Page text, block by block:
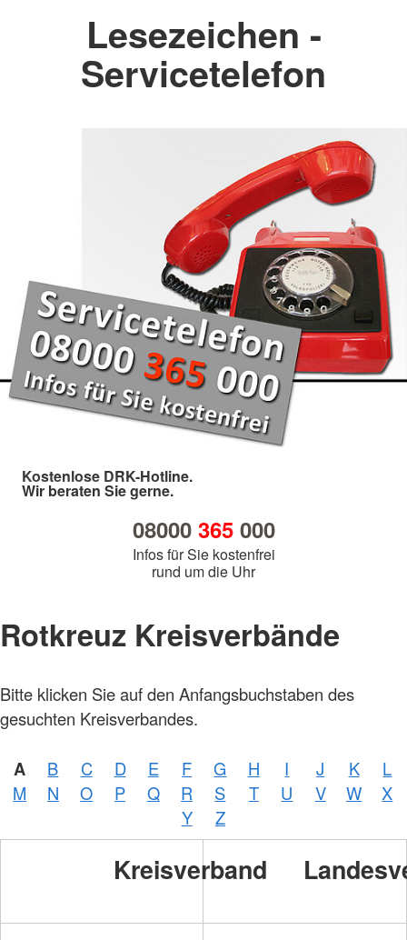
Lesezeichen -
Servicetelefon
Kostenlose DRK-Hotline.
Wir beraten Sie gerne.
08000 365000
Infos für Sie kostenfrei
rund um die Uhr
Rotkreuz Kreisverbände
Bitte klicken Sie auf den Anfangsbuchstaben des
gesuchten Kreisverbandes.
A B C D E F G H I J K
L
M
N O P Q R S T U V W
X
Y
Z
Kreisverband